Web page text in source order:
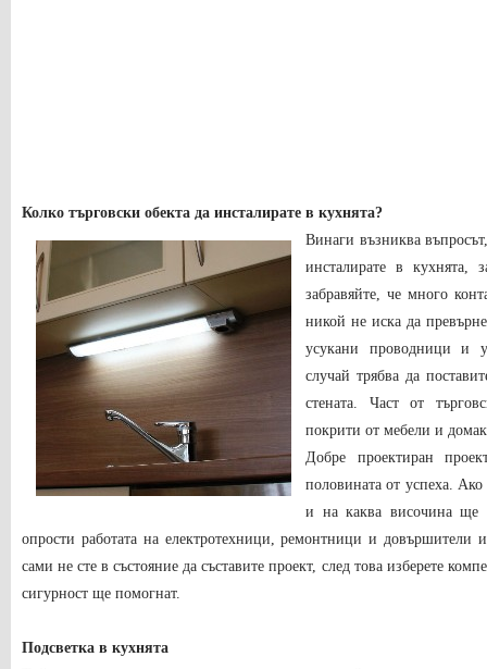
Колко търговски обекта да инсталирате в кухнята?
Винаги възниква
инсталирате в
забравяйте, че много
никой не иска да
усукани проводници и
случай трябва да
стената. Част от
покрити от мебели и
Добре проектиран
половината от успеха.
и на каква височина ще
опрости работата на електротехници, ремонтници и
сами не сте в състояние да съставите проект, след това изберете
сигурност ще помогнат.
Подсветка в кухнята